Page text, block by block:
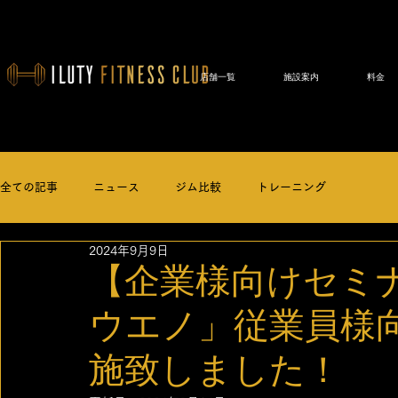
店舗一覧 施設案内 料金
全ての記事 ニュース ジム比較 トレーニング
【企業様向けセ
ウエノ」従業員様
施致しました！
2024年9月9日